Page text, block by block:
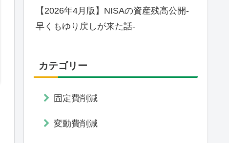
【2026年4月版】NISAの資産残高公開-
早くもゆり戻しが来た話-
カテゴリー
固定費削減
変動費削減